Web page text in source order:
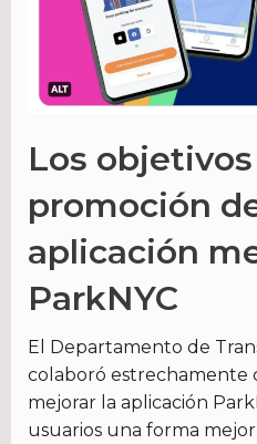
Los
promoción
aplicación
ParkNYC
El Departamento de
colaboró estrechamente
mejorar la aplicación
usuarios una forma mejor